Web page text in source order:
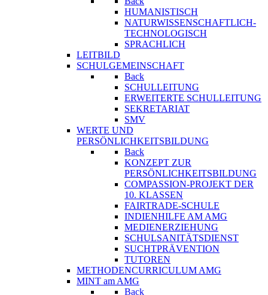
HUMANISTISCH
NATURWISSENSCHAFTLICH-
TECHNOLOGISCH
SPRACHLICH
LEITBILD
SCHULGEMEINSCHAFT
Back
SCHULLEITUNG
ERWEITERTE SCHULLEITUNG
SEKRETARIAT
SMV
WERTE UND
PERSÖNLICHKEITSBILDUNG
Back
KONZEPT ZUR
PERSÖNLICHKEITSBILDUNG
COMPASSION-PROJEKT DER
10. KLASSEN
FAIRTRADE-SCHULE
INDIENHILFE AM AMG
MEDIENERZIEHUNG
SCHULSANITÄTSDIENST
SUCHTPRÄVENTION
TUTOREN
METHODENCURRICULUM AMG
MINT am AMG
Back